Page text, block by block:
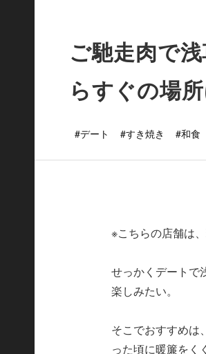
ご馳走肉で
らすぐの場
#デート #すき焼き #和食
※こちらの店舗は
せっかくデートで
楽しみたい。
そこでおすすめは
った頃に暖簾をく